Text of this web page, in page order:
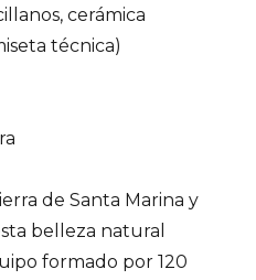
cerámica
técnica)
de Santa Marina y
belleza natural
formado por 120